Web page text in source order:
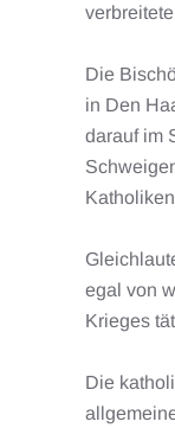
Die
in Den
darauf im
egal von
Krieges
Die